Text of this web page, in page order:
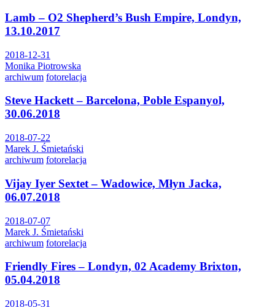
Lamb – O2 Shepherd’s Bush Empire, Londyn,
13.10.2017
2018-12-31
Monika Piotrowska
archiwum fotorelacja
Steve Hackett – Barcelona, Poble Espanyol,
30.06.2018
2018-07-22
Marek J. Śmietański
archiwum fotorelacja
Vijay Iyer Sextet – Wadowice, Młyn Jacka,
06.07.2018
2018-07-07
Marek J. Śmietański
archiwum fotorelacja
Friendly Fires – Londyn, 02 Academy Brixton,
05.04.2018
2018-05-31